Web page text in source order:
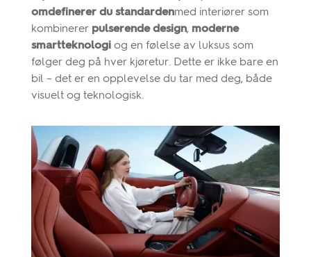
omdefinerer du standardenmed interiører som
kombinerer pulserende design, moderne
smartteknologiog en følelse av luksus som
følger deg på hver kjøretur. Dette er ikke bare en
bil – det er en opplevelse du tar med deg, både
visuelt og teknologisk.